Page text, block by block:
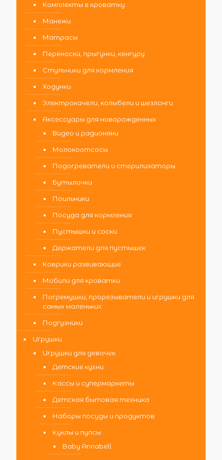
Комплекты в кроватку
Манежи
Матрасы
Переноски, прыгунки, кенгуру
Стульчики для кормления
Ходунки
Электрокачели, колыбели и шезлонги
Аксессуары для новорожденных
Видео и радионяни
Молокоотсосы
Подогреватели и стерилизаторы
Бутылочки
Поильники
Посуда для кормления
Пустышки и соски
Держатели для пустышек
Коврики развивающие
Мобили для кроватки
Погремушки, прорезыватели и игрушки для
самых маленьких
Подгузники
Игрушки
Игрушки для девочек
Детские кухни
Кассы и супермаркеты
Детская бытовая техника
Наборы посуды и продуктов
Куклы и пупсы
Baby Annabell